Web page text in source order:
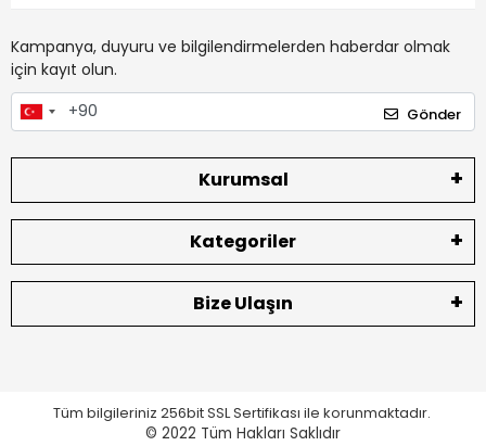
Kampanya, duyuru ve bilgilendirmelerden haberdar olmak
için kayıt olun.
Gönder
Kurumsal
Kategoriler
Bize Ulaşın
Tüm bilgileriniz 256bit SSL Sertifikası ile korunmaktadır.
© 2022 Tüm Hakları Saklıdır